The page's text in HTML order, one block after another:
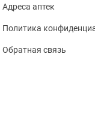
Адреса аптек
Политика
Обратная связь